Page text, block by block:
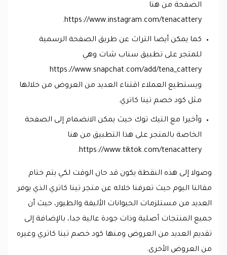
الصفحة من هنا
https://www.instagram.com/tenacattery.
كما يمكن أيضا التراث عن طريق الصفحة الرسمية
للمتجر على تطبيق سناب شات وهي
https://www.snapchat.com/add/tena_cattery
ويستطيع العملاء اقتناء العديد من العروض من خلالها
مثل كود خصم تينا كاتري.
وأخيرا مع التيك توك حيث يمكن الانضمام إلى الصفحة
الخاصة بالمتجر على هذا التطبيق من هنا
https://www.tiktok.com/tenacattery.
وصولا إلى هذه النقطة يكون قد حان الوقت لكي يتم ختام
مقالنا اليوم حيث تعرفنا خلاله عن متجر تينا كاتري الذي يوفر
العديد من مستلزمات الحيوانات الأليفة والطيور، حيث أن
جميع المنتجات أصلية وذات جودة عالية جدا، بالإضافة إلى
تقديم العديد من العروض ومنها كود خصم تينا كاتري وغيره
من العروض الأخرى.